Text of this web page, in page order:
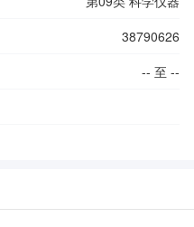
38790626
-- 至 --